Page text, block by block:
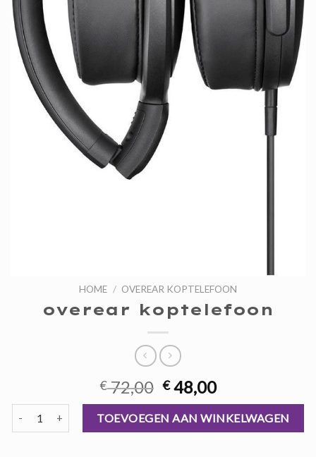
HOME / OVEREAR KOPTELEFOON
overear koptelefoon
€72,00 Oorspronkelijke
prijs
was:
€ 72,00.
€48,00Huidige
prijs
is:
€ 48,00.
overear koptelefoon aantalTOEVOEGEN AAN WINKELWAGEN